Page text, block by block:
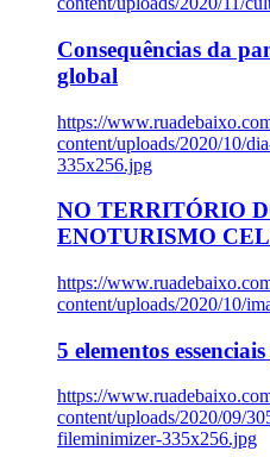
Consequências da
global
https://
content/uploads/2020/10/
335x256.jpg
NO TERRITÓRIO
ENOTURISMO
https://
content/uploads/2020/10/
5 elementos
https://
content/uploads/2020/09/
fileminimizer-335x256.jpg